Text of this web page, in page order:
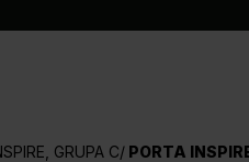
GRUPA C PORTA